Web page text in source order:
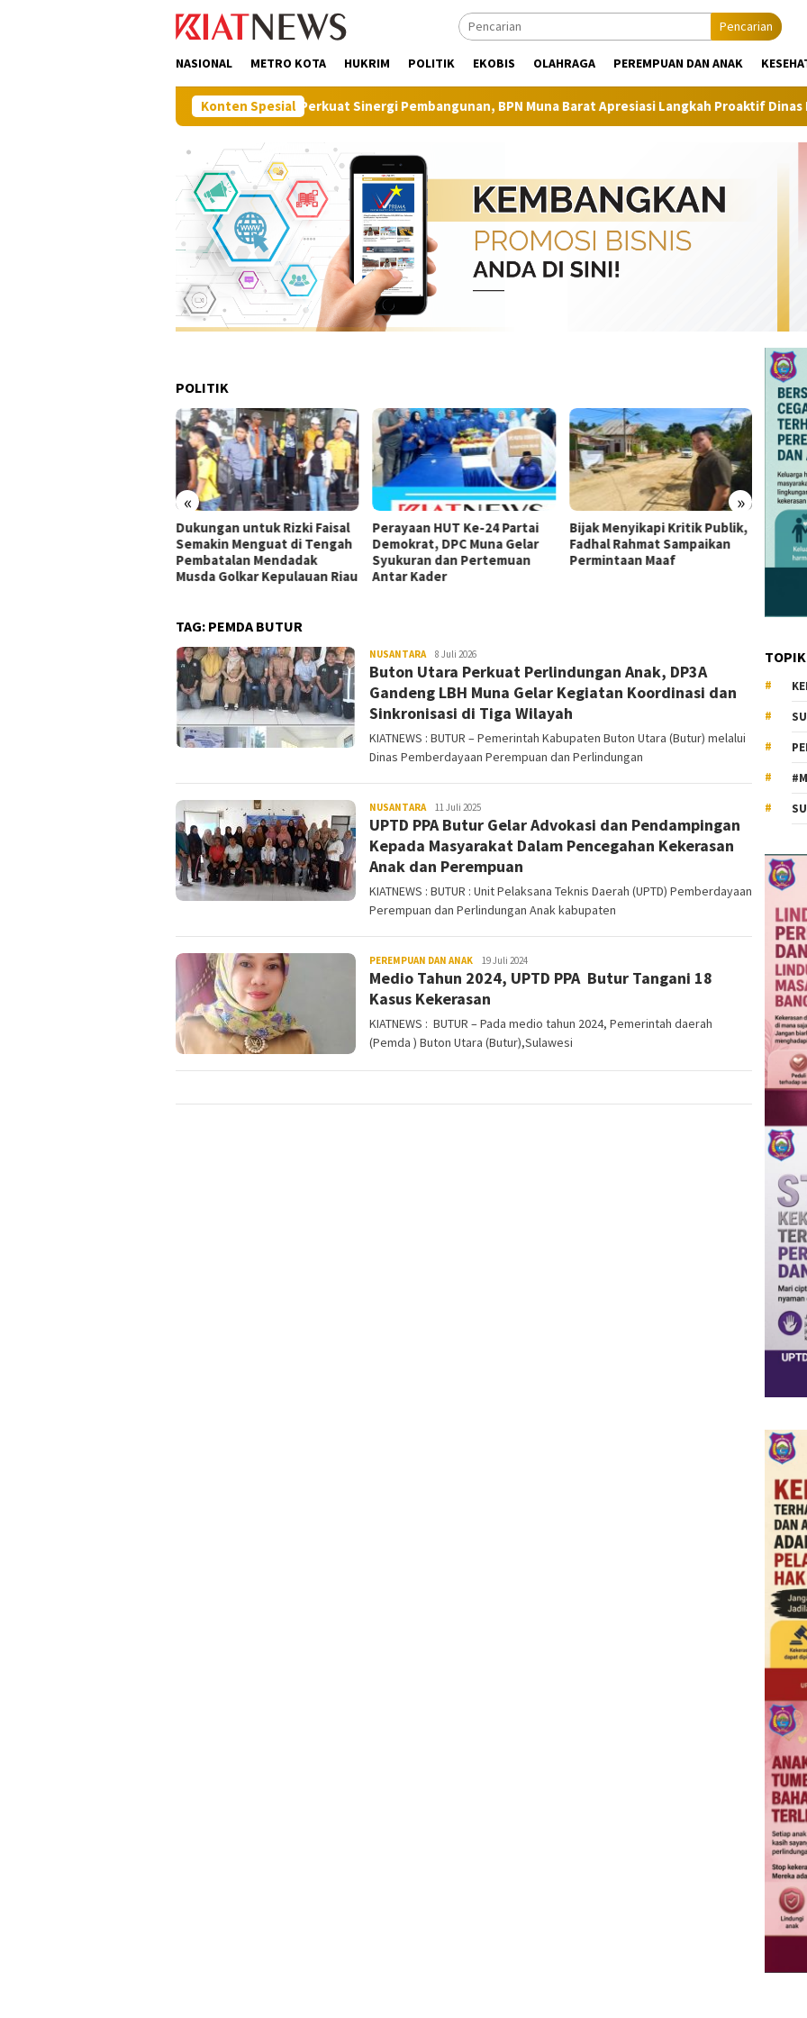
Pencarian
NASIONAL METRO KOTA HUKRIM POLITIK EKOBIS OLAHRAGA PEREMPUAN DAN ANAK
Konten Spesial
Perkuat Sinergi Pembangunan, BPN Muna Barat Apresiasi Langkah Proaktif Dinas Perkim
POLITIK
« »
Dukungan untuk Rizki Faisal
Semakin Menguat di Tengah
Pembatalan Mendadak
Musda Golkar Kepulauan Riau
Perayaan HUT Ke-24 Partai
Demokrat, DPC Muna Gelar
Syukuran dan Pertemuan
Antar Kader
Bijak Menyikapi Kritik Publik,
Fadhal Rahmat Sampaikan
Permintaan Maaf
DPP
TAG: PEMDA BUTUR
NUSANTARA KiatNews.co.id
8 Juli 2026
Buton Utara Perkuat Perlindungan Anak, DP3A
Gandeng LBH Muna Gelar Kegiatan Koordinasi dan
Sinkronisasi di Tiga Wilayah
KIATNEWS : BUTUR – Pemerintah Kabupaten Buton Utara (Butur) melalui
Dinas Pemberdayaan Perempuan dan Perlindungan
NUSANTARA KiatNews.co.id
11 Juli 2025
UPTD PPA Butur Gelar Advokasi dan Pendampingan
Kepada Masyarakat Dalam Pencegahan Kekerasan
Anak dan Perempuan
KIATNEWS : BUTUR : Unit Pelaksana Teknis Daerah (UPTD) Pemberdayaan
Perempuan dan Perlindungan Anak kabupaten
PEREMPUAN DAN ANAK KiatNews.co.id
19 Juli 2024
Medio Tahun 2024, UPTD PPA Butur Tangani 18
Kasus Kekerasan
KIATNEWS : BUTUR – Pada medio tahun 2024, Pemerintah daerah
(Pemda ) Buton Utara (Butur),Sulawesi